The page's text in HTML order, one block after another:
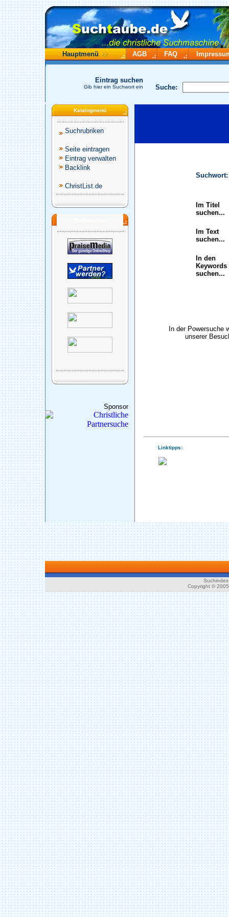
Hauptmenü AGB FAQ
Suche:
Eintrag suchen
Gib hier ein Suchwort ein
Katalogmenü
Suchrubriken
Seite eintragen
Eintrag verwalten
Backlink
ChristList.de
Sponsor
Suchwort:
Im Titel
suchen...
Im Text
suchen...
In den
Keywords
suchen...
In der Powersuche
unserer
Linktipps:
Copyright ©